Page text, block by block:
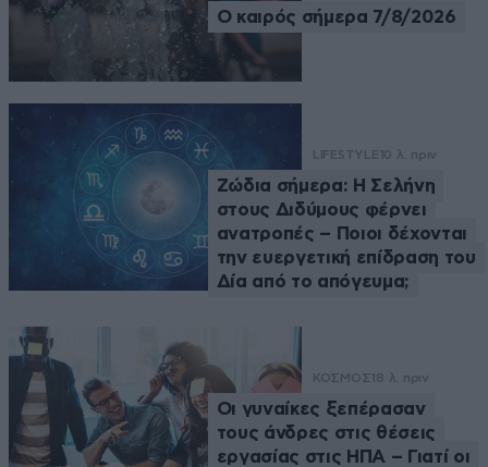
Ο καιρός σήμερα 7/8/2026
LIFESTYLE 10 λ. πριν
Ζώδια σήμερα: Η Σελήνη
στους Διδύμους φέρνει
ανατροπές – Ποιοι δέχονται
την ευεργετική επίδραση του
Δία από το απόγευμα;
ΚΟΣΜΟΣ 18 λ. πριν
Οι γυναίκες ξεπέρασαν
τους άνδρες στις θέσεις
εργασίας στις ΗΠΑ – Γιατί οι